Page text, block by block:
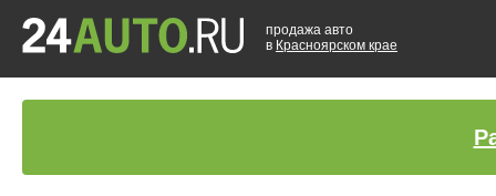
продажа авто
в Красноярском крае